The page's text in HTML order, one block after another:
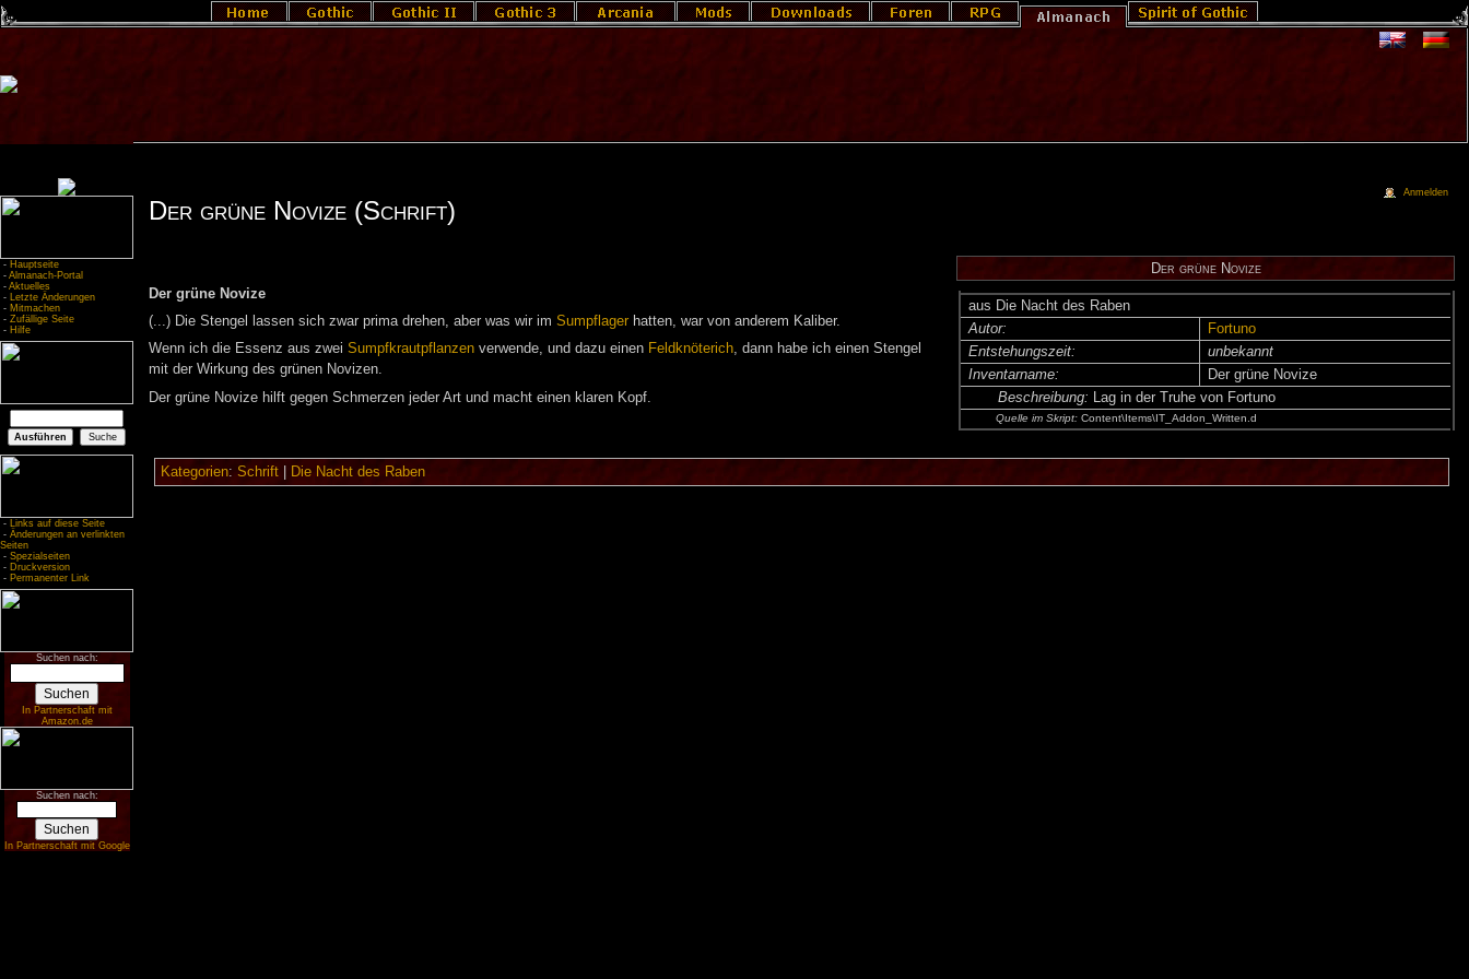
- Hauptseite
- Almanach-Portal
- Aktuelles
- Letzte Änderungen
- Mitmachen
- Zufällige Seite
- Hilfe
- Links auf diese Seite
- Änderungen an verlinkten
Seiten
- Spezialseiten
- Druckversion
- Permanenter Link
Suchen nach:
In Partnerschaft mit
Amazon.de
Suchen nach:
In Partnerschaft mit Google
Der grüne Novize (Schrift)
Der grüne Novize
aus Die Nacht des Raben
Autor:
Fortuno
Entsteh­ungs­zeit:
unbekannt
Inventar­name:
Der grüne Novize
Beschreibung: Lag in der Truhe von Fortuno
Quelle im Skript: Content\Items\IT_Addon_Written.d
Der grüne Novize
(...) Die Stengel lassen sich zwar prima drehen, aber was wir im Sumpflagerhatten, war von anderem Kaliber.
Wenn ich die Essenz aus zwei Sumpfkrautpflanzenverwende, und dazu einen Feldknöterich, dann habe ich einen Stengel
mit der Wirkung des grünen Novizen.
Der grüne Novize hilft gegen Schmerzen jeder Art und macht einen klaren Kopf.
Kategorien: Schrift| Die Nacht des Raben
Anmelden